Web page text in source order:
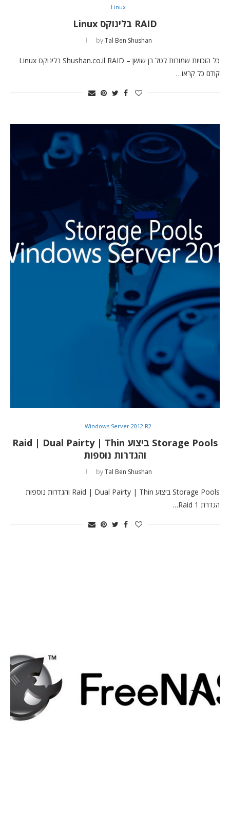
Linux
RAID בלינוקס Linux
byTal Ben Shushan
כל הזכויות שמורות לטל בן שושן – Shushan.co.il RAID בלינוקס Linux
קודם כל קראו…
Windows Server 2012 R2
Storage Pools ביצוע Raid | Dual Pairty | Thin
והגדרות נוספות
byTal Ben Shushan
Storage Pools ביצוע Raid | Dual Pairty | Thin והגדרות נוספות
הגדרת Raid 1…